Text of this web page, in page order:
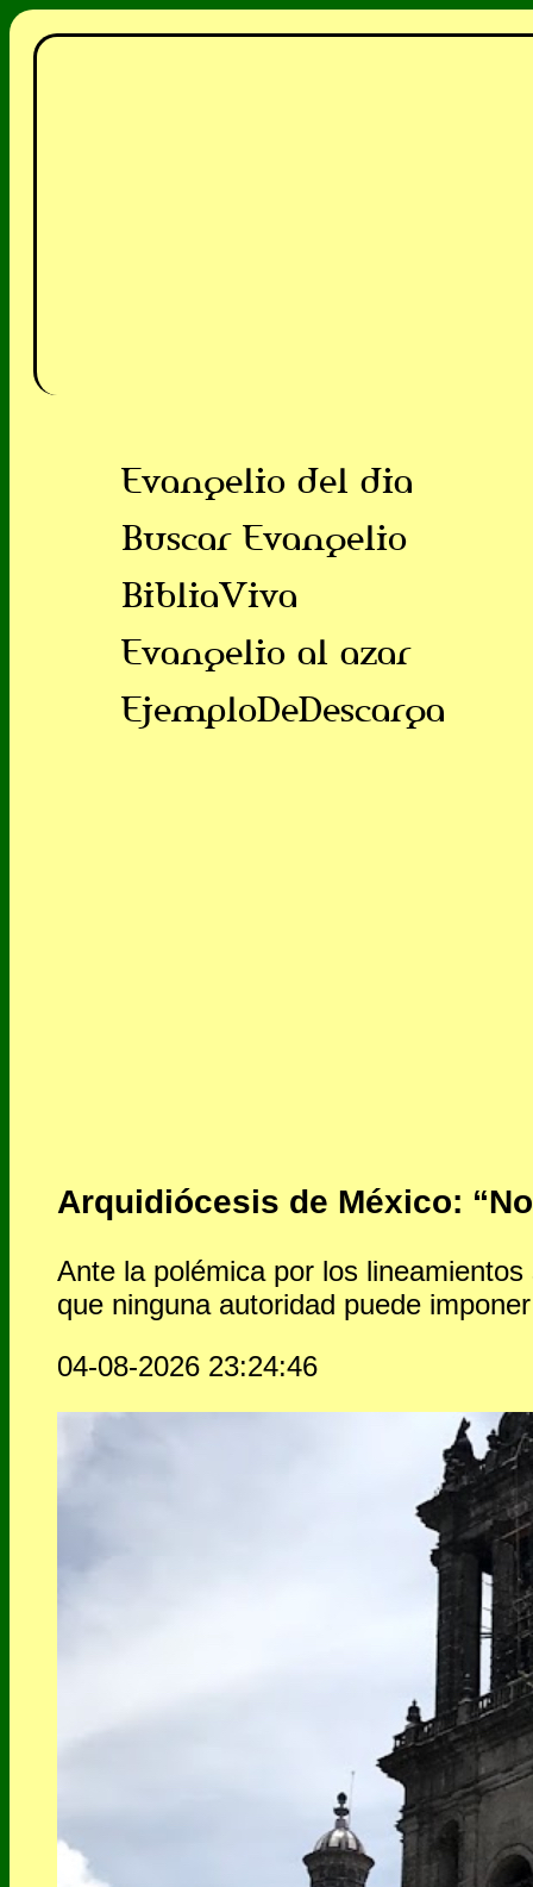
Evangelio del dia
Buscar Evangelio
BibliaViva
Evangelio al azar
EjemploDeDescarga
Arquidiócesis de México:
Ante la polémica por los
que ninguna autoridad puede
04-08-2026 23:24:46